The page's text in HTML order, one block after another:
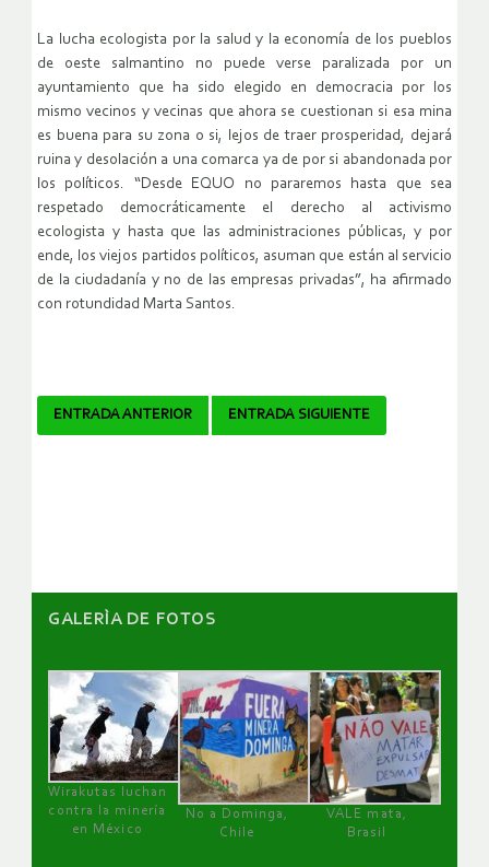
La lucha ecologista por la salud y la economía de los pueblos
de oeste salmantino no puede verse paralizada por un
ayuntamiento que ha sido elegido en democracia por los
mismo vecinos y vecinas que ahora se cuestionan si esa mina
es buena para su zona o si, lejos de traer prosperidad, dejará
ruina y desolación a una comarca ya de por si abandonada por
los políticos. “Desde EQUO no pararemos hasta que sea
respetado democráticamente el derecho al activismo
ecologista y hasta que las administraciones públicas, y por
ende, los viejos partidos políticos, asuman que están al servicio
de la ciudadanía y no de las empresas privadas”, ha afirmado
con rotundidad Marta Santos.
Navegador
ENTRADA ANTERIOR ENTRADA SIGUIENTE
GALERÌA DE FOTOS
Wirakutas luchan
contra la minería
en México
No a Dominga,
Chile
VALE mata,
Brasil